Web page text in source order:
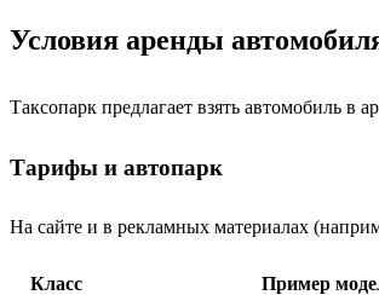
Условия аренды
Таксопарк предлагает взять автомобиль
Тарифы и автопарк
На сайте и в рекламных материалах
Класс Пример